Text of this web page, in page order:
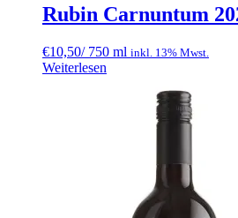
Rubin Carnuntum
€10,50/ 750 ml inkl. 13% Mwst.
Weiterlesen